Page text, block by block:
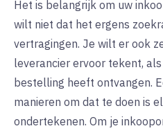
Het is belangrijk om uw
wilt niet dat het ergens
vertragingen. Je wilt er ook
leverancier ervoor tekent,
bestelling heeft ontvangen.
manieren om dat te doen is
ondertekenen. Om je